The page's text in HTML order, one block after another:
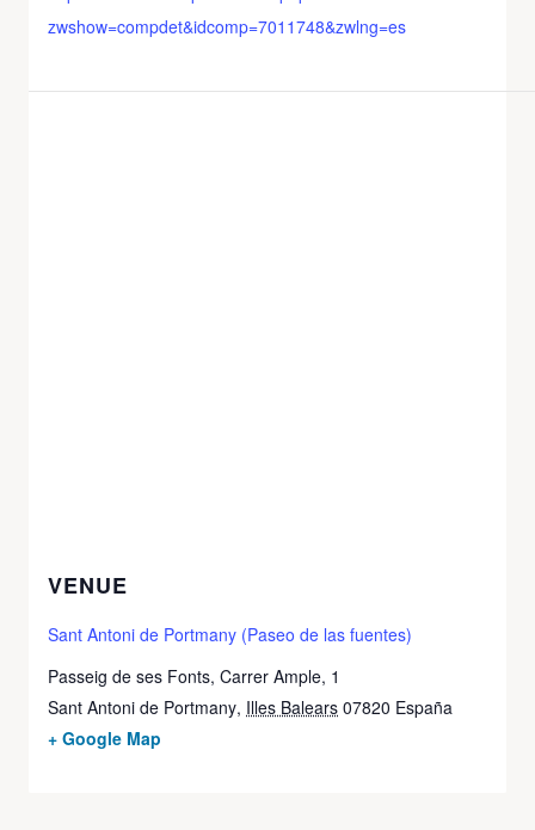
zwshow=compdet&idcomp=7011748&zwlng=es
VENUE
Sant Antoni de Portmany (Paseo de las fuentes)
Passeig de ses Fonts, Carrer Ample, 1
Sant Antoni de Portmany, Illes Balears 07820 España
+ Google Map